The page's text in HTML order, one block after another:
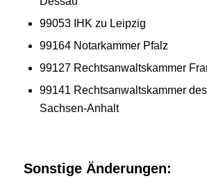
99053 IHK zu Leipzig
99164 Notarkammer Pfalz
99127 Rechtsanwaltskammer
99141 Rechtsanwaltskammer
Sachsen-Anhalt
Sonstige Änderungen: